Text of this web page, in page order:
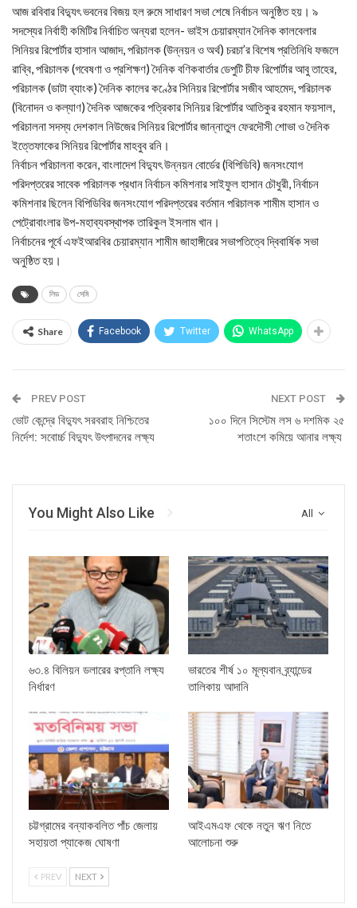
আজ রবিবার বিদ্যুৎ ভবনের বিজয় হল রুমে সাধারণ সভা শেষে নির্বাচন অনুষ্ঠিত হয়। ৯
সদস্যের নির্বাহী কমিটির নির্বাচিত অন্যরা হলেন- ভাইস চেয়ারম্যান দৈনিক কালবেলার
সিনিয়র রিপোর্টার হাসান আজাদ, পরিচালক (উন্নয়ন ও অর্থ) চরচা’র বিশেষ প্রতিনিধি ফজলে
রাব্বি, পরিচালক (গবেষণা ও প্রশিক্ষণ) দৈনিক বণিকবার্তার ডেপুটি চীফ রিপোর্টার আবু তাহের,
পরিচালক (ডাটা ব্যাংক) দৈনিক কালের কণ্ঠের সিনিয়র রিপোর্টার সজীব আহমেদ, পরিচালক
(বিনোদন ও কল্যাণ) দৈনিক আজকের পত্রিকার সিনিয়র রিপোর্টার আতিকুর রহমান ফয়সাল,
পরিচালনা সদস্য দেশকাল নিউজের সিনিয়র রিপোর্টার জান্নাতুল ফেরদৌসী শোভা ও দৈনিক
ইত্তেফাকের সিনিয়র রিপোর্টার মাহবুব রনি।
নির্বাচন পরিচালনা করেন, বাংলাদেশ বিদ্যুৎ উন্নয়ন বোর্ডের (বিপিডিবি) জনসংযোগ
পরিদপ্তরের সাবেক পরিচালক প্রধান নির্বাচন কমিশনার সাইফুল হাসান চৌধুরী, নির্বাচন
কমিশনার ছিলেন বিপিডিবির জনসংযোগ পরিদপ্তরের বর্তমান পরিচালক শামীম হাসান ও
পেট্রোবাংলার উপ-মহাব্যবস্থাপক তারিকুল ইসলাম খান।
নির্বাচনের পূর্বে এফইআরবির চেয়ারম্যান শামীম জাহাঙ্গীরের সভাপতিত্বে দ্বিবার্ষিক সভা
অনুষ্ঠিত হয়।
লিড সেমি
Share Facebook Twitter WhatsApp
PREV POST
ভোট কেন্দ্রে বিদ্যুৎ সরবরাহ নিশ্চিতের
নির্দেশ: সবোর্চ্চ বিদ্যুৎ উৎপাদনের লক্ষ্য
NEXT POST
১০০ দিনে সিস্টেম লস ৬ দশমিক ২৫
শতাংশে কমিয়ে আনার লক্ষ্য
All
You Might Also Like
৬৩.৪ বিলিয়ন ডলারের রপ্তানি লক্ষ্য
নির্ধারণ
ভারতের শীর্ষ ১০ মূল্যবান ব্র্যান্ডের
তালিকায় আদানি
চট্টগ্রামের বন্যাকবলিত পাঁচ জেলায়
সহায়তা প্যাকেজ ঘোষণা
আইএমএফ থেকে নতুন ঋণ নিতে
আলোচনা শুরু
PREV NEXT